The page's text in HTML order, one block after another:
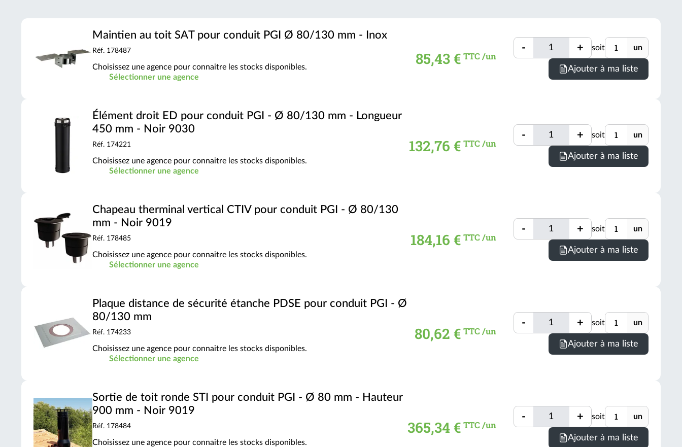
Maintien au toit SAT pour conduit PGI Ø 80/130 mm - Inox
Réf. 178487
Choisissez une agence pour connaitre les stocks disponibles.
Sélectionner une agence
85,43 € TTC /un Quantité
- Quantité+ soit Unité un
Ajouter à ma liste
Élément droit ED pour conduit PGI - Ø 80/130 mm - Longueur
450 mm - Noir 9030
Réf. 174221
Choisissez une agence pour connaitre les stocks disponibles.
Sélectionner une agence
132,76 € TTC /un Quantité
- Quantité+ soit Unité un
Ajouter à ma liste
Chapeau therminal vertical CTIV pour conduit PGI - Ø 80/130
mm - Noir 9019
Réf. 178485
Choisissez une agence pour connaitre les stocks disponibles.
Sélectionner une agence
184,16 € TTC /un Quantité
- Quantité+ soit Unité un
Ajouter à ma liste
Plaque distance de sécurité étanche PDSE pour conduit PGI - Ø
80/130 mm
Réf. 174233
Choisissez une agence pour connaitre les stocks disponibles.
Sélectionner une agence
80,62 € TTC /un Quantité
- Quantité+ soit Unité un
Ajouter à ma liste
Sortie de toit ronde STI pour conduit PGI - Ø 80 mm - Hauteur
900 mm - Noir 9019
Réf. 178484
Choisissez une agence pour connaitre les stocks disponibles.
365,34 € TTC /un Quantité
- Quantité+ soit Unité un
Ajouter à ma liste